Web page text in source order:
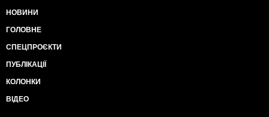
НОВИНИ
ГОЛОВНЕ
СПЕЦПРОЄКТИ
ПУБЛІКАЦІЇ
КОЛОНКИ
ВІДЕО